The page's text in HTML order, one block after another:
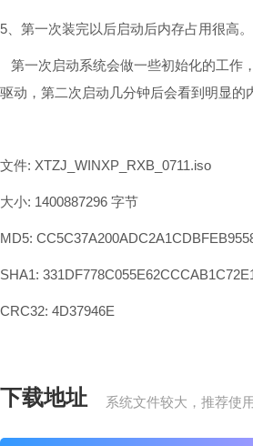
5、第一次装完以后启动后内存占用很高。
第一次启动系统会做一些初始化的工作
驱动，第二次启动几分钟后会看到明显的
文件:
大小: 1400887296 字节
MD5:
SHA1:
CRC32: 4D37946E
下载地址 系统文件较大，推荐使